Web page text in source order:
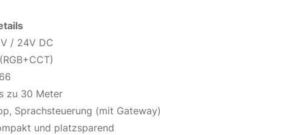
/ 24V DC
zu 30 Meter
Sprachsteuerung (mit Gateway)
und platzsparend